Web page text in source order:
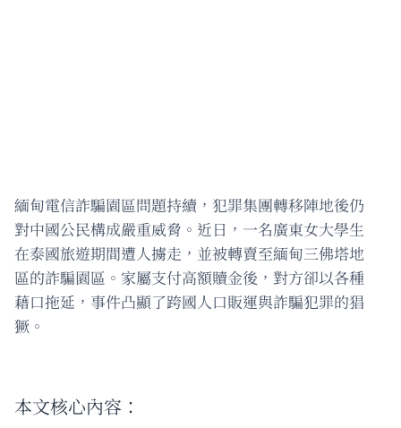
緬甸電信詐騙園區問題持續，犯罪集團轉移陣地後仍
對中國公民構成嚴重威脅。近日，一名廣東女大學生
在泰國旅遊期間遭人擄走，並被轉賣至緬甸三佛塔地
區的詐騙園區。家屬支付高額贖金後，對方卻以各種
藉口拖延，事件凸顯了跨國人口販運與詐騙犯罪的猖
獗。
本文核心內容：